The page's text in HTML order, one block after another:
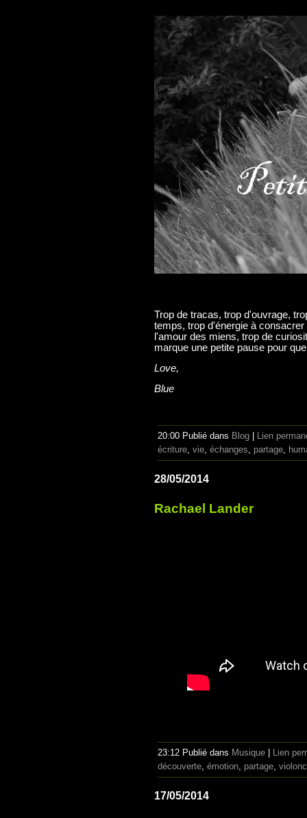
Trop de tracas, trop d'ouvrage,
temps, trop d'énergie à
l'amour des miens, trop de
marque une petite pause pour
Love,
Blue
20:00 Publié dans Blog
Lien
écriture, vie, échanges, partage,
28/05/2014
Rachael Lander
23:12 Publié dans Musique
Lien
découverte, émotion, partage,
17/05/2014